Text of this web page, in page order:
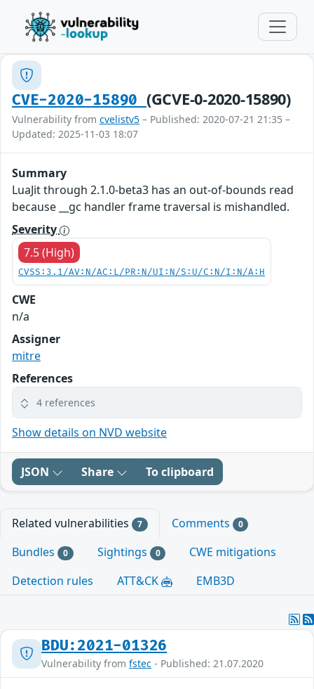
CVE-2020-15890 (GCVE-0-2020-15890)
Vulnerability from cvelistv5 – Published: 2020-07-21 21:35 –
Updated: 2025-11-03 18:07
Summary
LuaJit through 2.1.0-beta3 has an out-of-bounds read
because __gc handler frame traversal is mishandled.
Severity
7.5 (High)
CVSS:3.1/AV:N/AC:L/PR:N/UI:N/S:U/C:N/I:N/A:H
CWE
n/a
Assigner
mitre
References
4 references
Show details on NVD website
JSON Share To clipboard
Related vulnerabilities 7 Comments 0
Bundles 0 Sightings 0
CWE mitigations
Detection rules
ATT&CK EMB3D
BDU:2021-01326
Vulnerability from fstec - Published: 21.07.2020